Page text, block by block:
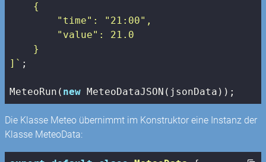
    {
        "time": "21:00",
        "value": 21.0
    }
]` ;
MeteoRun( new MeteoDataJSON(jsonData));
Die Klasse Meteo übernimmt im Konstruktor eine Instanz der
Klasse MeteoData: